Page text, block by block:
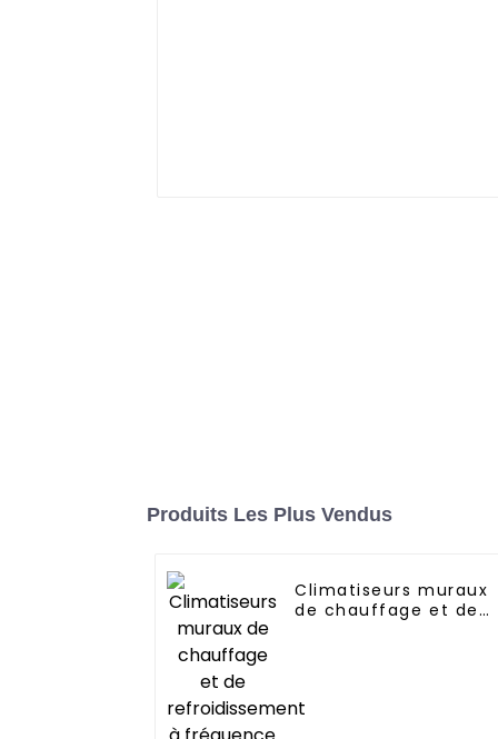
Produits Les Plus Vendus
Climatiseurs muraux
de chauffage et de